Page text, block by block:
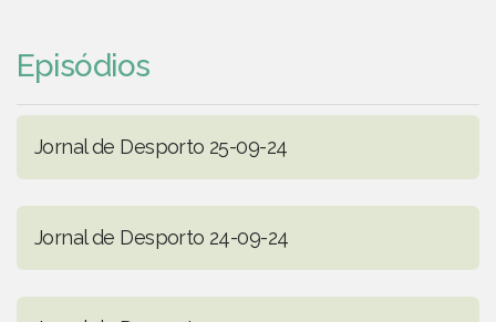
Episódios
Jornal de Desporto 25-09-24
Jornal de Desporto 24-09-24